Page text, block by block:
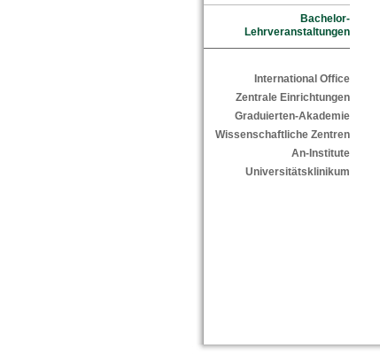
Bachelor-
Lehrveranstaltungen
International Office
Zentrale Einrichtungen
Graduierten-Akademie
Wissenschaftliche Zentren
An-Institute
Universitätsklinikum